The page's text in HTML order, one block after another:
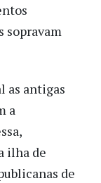
sopravam
as antigas
a
ilha de
de